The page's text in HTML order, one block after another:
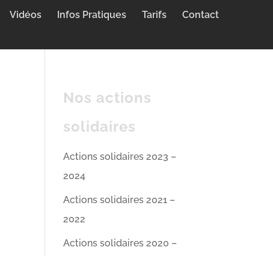
Vidéos Infos Pratiques Tarifs
Contact
Nos actions
solidaires
Actions solidaires 2023 –
2024
Actions solidaires 2021 –
2022
Actions solidaires 2020 –